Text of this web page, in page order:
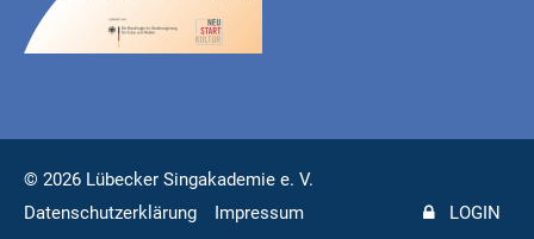
© 2026 Lübecker Singakademie e. V.
Datenschutzerklärung
Impressum LOGIN